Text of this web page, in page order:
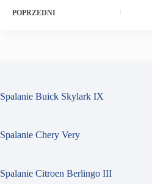
POPRZEDNI
Spalanie Buick Skylark IX
Spalanie Chery Very
Spalanie Citroen Berlingo III